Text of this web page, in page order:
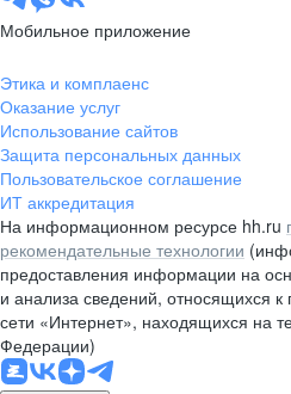
Мобильное приложение
Этика и комплаенс
Оказание услуг
Использование сайтов
Защита персональных данных
Пользовательское соглашение
ИТ аккредитация
На информационном ресурсе hh.ru
рекомендательные технологии
предоставления информации на
и анализа сведений, относящихся
сети «Интернет», находящихся на
Федерации)